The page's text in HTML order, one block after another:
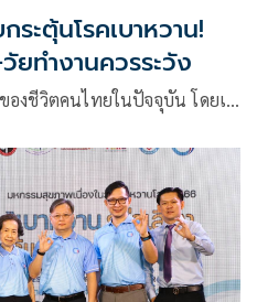
ะตุ้นโรคเบาหวาน!
ทำงานควรระวัง
องชีวิตคนไทยในปัจจุบัน โดยเ…